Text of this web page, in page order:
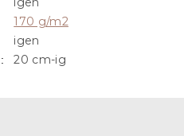
170 g/m2
igen
: 20 cm-ig